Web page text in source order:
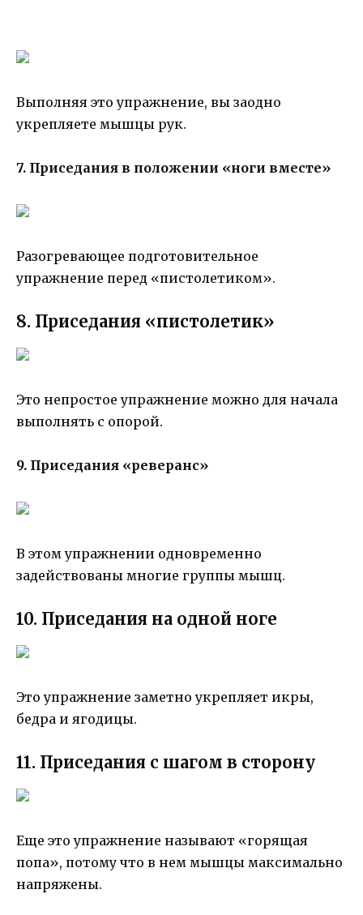
Выполняя это упражнение, вы заодно
укрепляете мышцы рук.
7. Приседания в положении «ноги вместе»
Разогревающее подготовительное
упражнение перед «пистолетиком».
8. Приседания «пистолетик»
Это непростое упражнение можно для начала
выполнять с опорой.
9. Приседания «реверанс»
В этом упражнении одновременно
задействованы многие группы мышц.
10. Приседания на одной ноге
Это упражнение заметно укрепляет икры,
бедра и ягодицы.
11. Приседания с шагом в сторону
Еще это упражнение называют «горящая
попа», потому что в нем мышцы максимально
напряжены.